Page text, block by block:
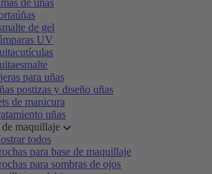
de uñas
de gel
UV
para uñas
postizas y diseño uñas
de manicura
uñas
maquillaje
todos
para base de maquillaje
para sombras de ojos